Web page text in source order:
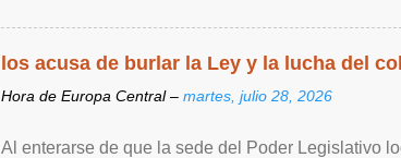
los acusa de burlar la Ley y la lucha del
Hora de Europa Central – martes, julio 28, 2026
Al enterarse de que la sede del Poder Legislativo